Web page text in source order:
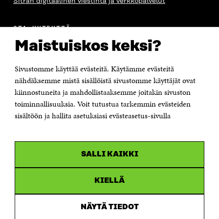
Maistuiskos keksi?
Sivustomme käyttää evästeitä. Käytämme evästeitä
nähdäksemme mistä sisällöistä sivustomme käyttäjät ovat
kiinnostuneita ja mahdollistaaksemme joitakin sivuston
toiminnallisuuksia. Voit tutustua tarkemmin evästeiden
sisältöön ja hallita asetuksiasi evästeasetus-sivulla
SALLI KAIKKI
KIELLÄ
NÄYTÄ TIEDOT
A
A
S
OTA YHTEYTTÄ
Itämerenkatu 11-13, PL 160,
00181 Helsinki
Puhelin +358 294 618 991
Sähköpostiosoite
Saapumisohjeet
Y-tunnus 0202132-3